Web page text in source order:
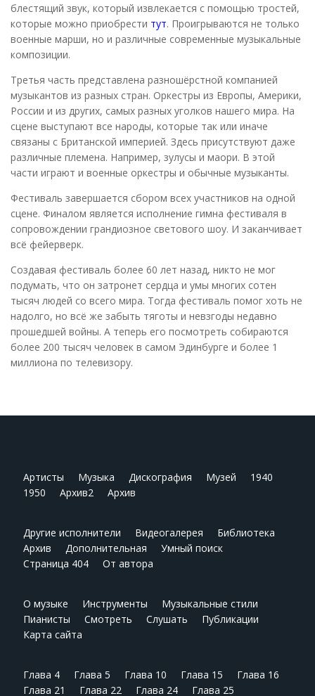
блестящий звук, который извлекается с помощью тростей,
которые можно приобрести тут. Проигрываются не только
военные марши, но и различные современные музыкальные
композиции.
Третья часть представлена разношёрстной компанией
музыкантов из разных стран. Оркестры из Европы, Америки,
России и из других, самых разных уголков нашего мира. На
сцене выступают все народы, которые так или иначе
связаны с Британской империей. Здесь присутствуют даже
различные племена. Например, зулусы и маори. В этой
части играют и военные оркестры и обычные музыканты.
Фестиваль завершается сбором всех участников на одной
сцене. Финалом является исполнение гимна фестиваля в
сопровождении грандиозное светового шоу. И заканчивает
всё фейерверк.
Создавая фестиваль более 60 лет назад, никто не мог
подумать, что он затронет сердца и умы многих сотен
тысяч людей со всего мира. Тогда фестиваль помог хоть не
надолго, но всё же забыть тяготы и невзгоды недавно
прошедшей войны. А теперь его посмотреть собираются
более 200 тысяч человек в самом Эдинбурге и более 1
миллиона по телевизору.
Артисты Музыка Дискография Музей
1940
1950
Архив2 Архив
Другие исполнители Видеогалерея
Библиотека
Архив
Дополнительная
Умный поиск
Страница 404
От автора
О музыке Инструменты
Музыкальные стили
Пианисты
Смотреть Слушать
Публикации
Карта сайта
Глава 4 Глава 5 Глава 10 Глава 15
Глава 16
Глава 21
Глава 22 Глава 24 Глава 25